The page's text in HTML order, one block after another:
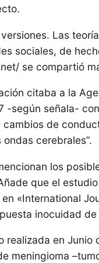
Las
sociales, de
se compartió
citaba a la
-según señala-
cambios de
cerebrales”.
los
que el
«International
inocuidad
realizada en
meningioma